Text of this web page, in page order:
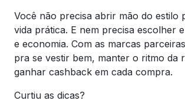
Você não precisa abrir mão do estilo
vida prática. E nem precisa escolher
e economia. Com as marcas
pra se vestir bem, manter o ritmo da
ganhar cashback em cada compra.
Curtiu as dicas?